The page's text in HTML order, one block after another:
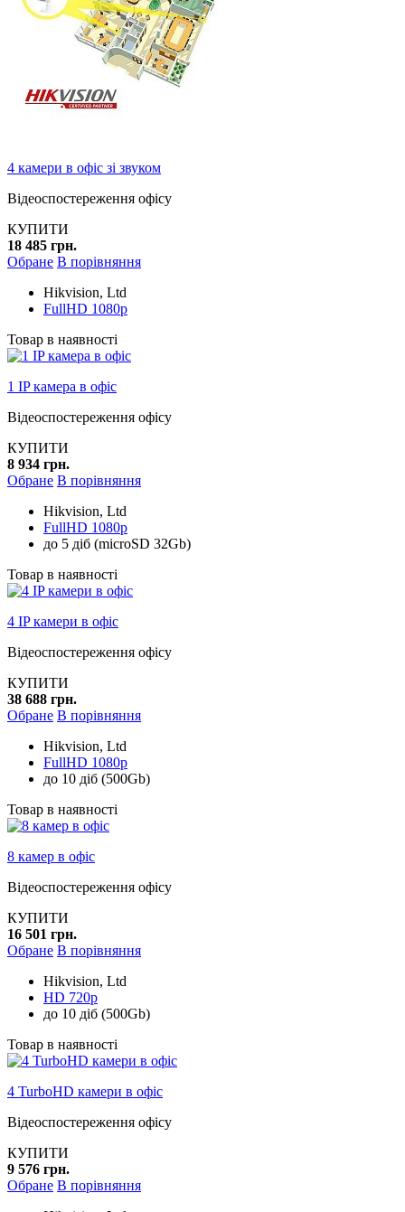
4 камери в офіс зі звуком
Відеоспостереження офісу
КУПИТИ
18 485 грн.
Обране В порівняння
Hikvision, Ltd
FullHD 1080p
Товар в наявності
1 IP камера в офіс
Відеоспостереження офісу
КУПИТИ
8 934 грн.
Обране В порівняння
Hikvision, Ltd
FullHD 1080p
до 5 діб (microSD 32Gb)
Товар в наявності
4 IP камери в офіс
Відеоспостереження офісу
КУПИТИ
38 688 грн.
Обране В порівняння
Hikvision, Ltd
FullHD 1080p
до 10 діб (500Gb)
Товар в наявності
8 камер в офіс
Відеоспостереження офісу
КУПИТИ
16 501 грн.
Обране В порівняння
Hikvision, Ltd
HD 720p
до 10 діб (500Gb)
Товар в наявності
4 TurboHD камери в офіс
Відеоспостереження офісу
КУПИТИ
9 576 грн.
Обране В порівняння